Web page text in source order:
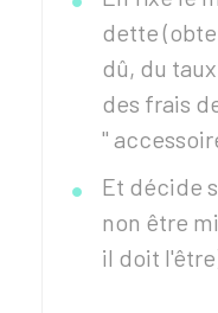
dette
dû, du
des frais
"
Et décide
non être
il doit